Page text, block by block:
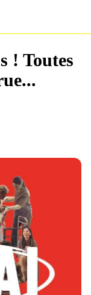
! Toutes